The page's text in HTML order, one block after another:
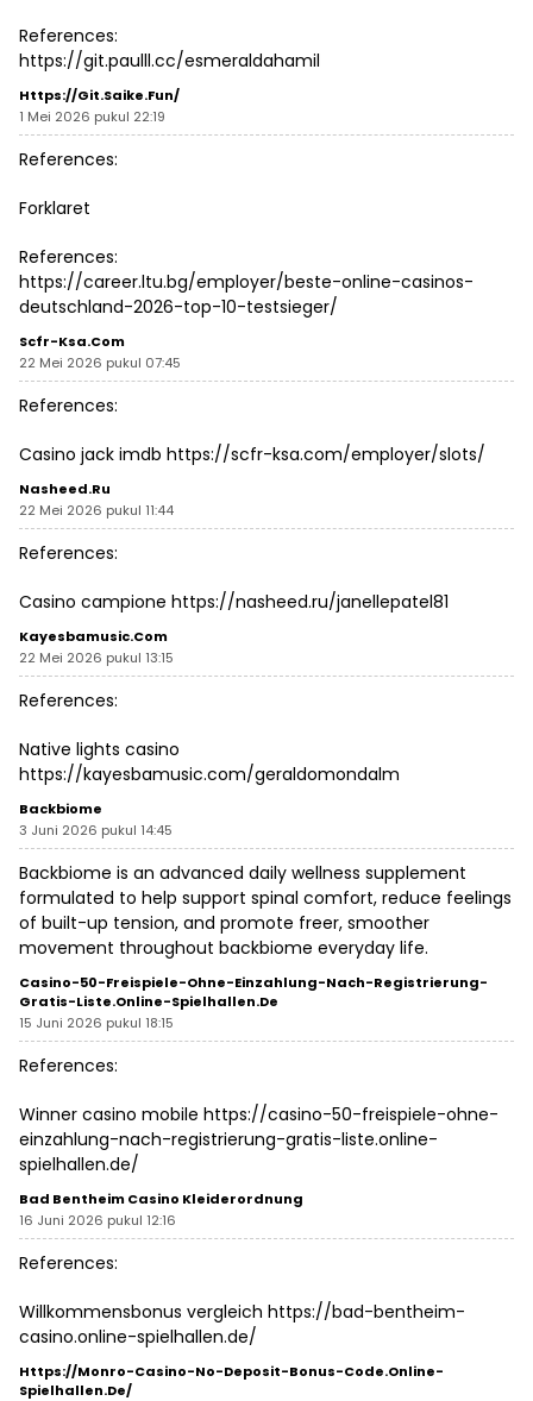
References:
https://git.paulll.cc/esmeraldahamil
Https://git.saike.fun/
1 Mei 2026 pukul 22:19
References:
Forklaret
References:
https://career.ltu.bg/employer/beste-online-casinos-
deutschland-2026-top-10-testsieger/
Scfr-Ksa.com
22 Mei 2026 pukul 07:45
References:
Casino jack imdb https://scfr-ksa.com/employer/slots/
Nasheed.ru
22 Mei 2026 pukul 11:44
References:
Casino campione https://nasheed.ru/janellepatel81
Kayesbamusic.com
22 Mei 2026 pukul 13:15
References:
Native lights casino
https://kayesbamusic.com/geraldomondalm
Backbiome
3 Juni 2026 pukul 14:45
Backbiome is an advanced daily wellness supplement
formulated to help support spinal comfort, reduce feelings
of built-up tension, and promote freer, smoother
movement throughout backbiome everyday life.
Casino-50-Freispiele-Ohne-Einzahlung-Nach-Registrierung-
Gratis-Liste.online-Spielhallen.de
15 Juni 2026 pukul 18:15
References:
Winner casino mobile https://casino-50-freispiele-ohne-
einzahlung-nach-registrierung-gratis-liste.online-
spielhallen.de/
Bad Bentheim Casino Kleiderordnung
16 Juni 2026 pukul 12:16
References:
Willkommensbonus vergleich https://bad-bentheim-
casino.online-spielhallen.de/
Https://monro-Casino-No-Deposit-Bonus-Code.online-
Spielhallen.de/